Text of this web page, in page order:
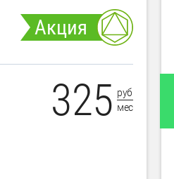
Акция
325 руб
мес